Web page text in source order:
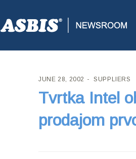
ASBIS CROATIA>SUPPLIERS> TVRTKA
JUNE 28, 2002 SUPPLIERS
Tvrtka Intel
prodajom